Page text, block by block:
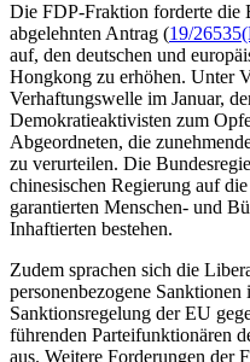
Die FDP-Fraktion forderte die
abgelehnten Antrag (19/26535
auf, den deutschen und
Hongkong zu erhöhen. Unter
Verhaftungswelle im Januar,
Demokratieaktivisten zum
Abgeordneten, die
zu verurteilen. Die
chinesischen Regierung auf
garantierten Menschen- und
Inhaftierten bestehen.
Zudem sprachen sich die
personenbezogene
Sanktionsregelung der EU
führenden Parteifunktionären
aus. Weitere Forderungen der